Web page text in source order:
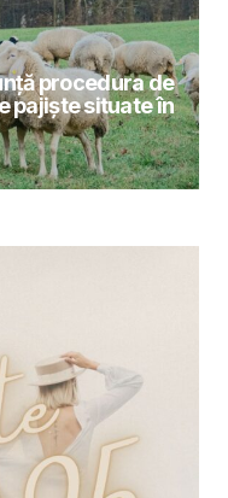
procedura de
pajiște situate în